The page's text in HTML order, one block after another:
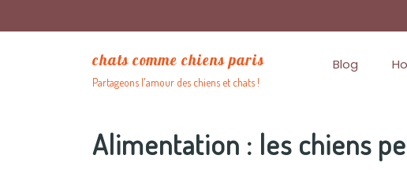
chats comme chiens paris
Partageons l'amour des chiens et chats !
Blog
Alimentation : les chiens